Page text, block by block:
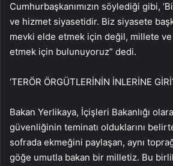
Cumhurbaşkanımızın söylediği gibi,
ve hizmet siyasetidir. Biz siyasete
mevki elde etmek için değil, millete
etmek için bulunuyoruz” dedi.
‘TERÖR ÖRGÜTLERİNİN İNLERİNE
Bakan Yerlikaya, İçişleri Bakanlığı
güvenliğinin teminatı olduklarını
sofrada ekmeğini paylaşan, aynı
göğe umutla bakan bir milletiz. Bu